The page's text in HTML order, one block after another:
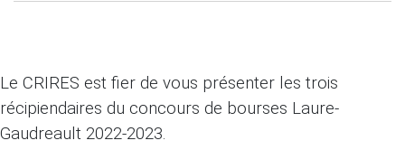
Le CRIRES est fier de vous présenter les trois
récipiendaires du concours de bourses Laure-
Gaudreault 2022-2023.